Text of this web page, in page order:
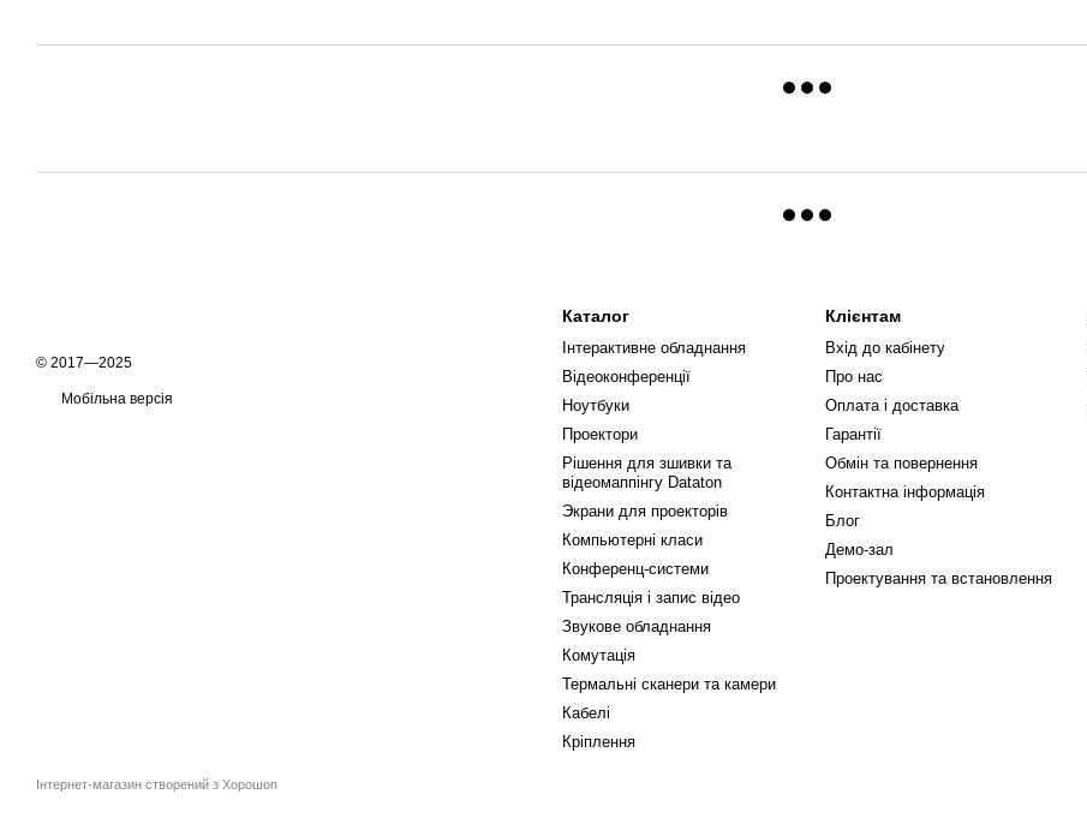
© 2017—2025
Мобільна версія
Інтернет-магазин створений з Хорошоп
Каталог
Інтерактивне обладнання
Відеоконференції
Ноутбуки
Проектори
Рішення для зшивки та
відеомаппінгу Dataton
Экрани для проекторів
Компьютерні класи
Конференц-системи
Трансляція і запис відео
Звукове обладнання
Комутація
Термальні сканери та камери
Кабелі
Кріплення
Клієнтам
Вхід до кабінету
Про нас
Оплата і доставка
Гарантії
Обмін та повернення
Контактна інформація
Блог
Демо-зал
Проектування та встановлення